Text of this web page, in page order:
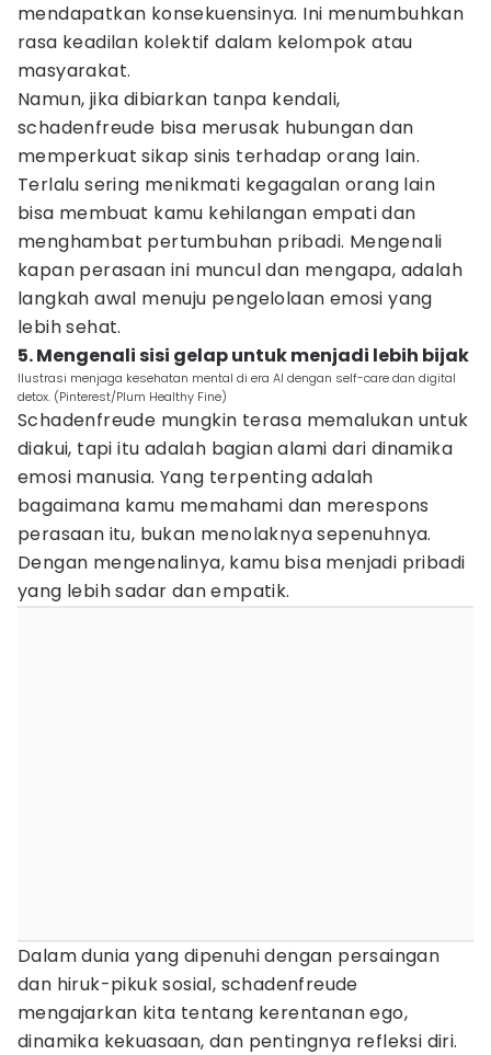
mendapatkan konsekuensinya. Ini menumbuhkan
rasa keadilan kolektif dalam kelompok atau
masyarakat.
Namun, jika dibiarkan tanpa kendali,
schadenfreude bisa merusak hubungan dan
memperkuat sikap sinis terhadap orang lain.
Terlalu sering menikmati kegagalan orang lain
bisa membuat kamu kehilangan empati dan
menghambat pertumbuhan pribadi. Mengenali
kapan perasaan ini muncul dan mengapa, adalah
langkah awal menuju pengelolaan emosi yang
lebih sehat.
5. Mengenali sisi gelap untuk menjadi lebih bijak
Ilustrasi menjaga kesehatan mental di era AI dengan self-care dan digital
detox. (Pinterest/Plum Healthy Fine)
Schadenfreude mungkin terasa memalukan untuk
diakui, tapi itu adalah bagian alami dari dinamika
emosi manusia. Yang terpenting adalah
bagaimana kamu memahami dan merespons
perasaan itu, bukan menolaknya sepenuhnya.
Dengan mengenalinya, kamu bisa menjadi pribadi
yang lebih sadar dan empatik.
Dalam dunia yang dipenuhi dengan persaingan
dan hiruk-pikuk sosial, schadenfreude
mengajarkan kita tentang kerentanan ego,
dinamika kekuasaan, dan pentingnya refleksi diri.